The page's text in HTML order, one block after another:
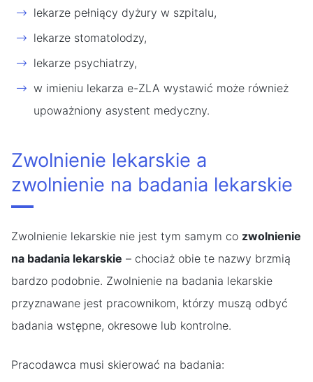
lekarze pełniący dyżury w szpitalu,
lekarze stomatolodzy,
lekarze psychiatrzy,
w imieniu lekarza e-ZLA wystawić może również
upoważniony asystent medyczny.
Zwolnienie lekarskie a
zwolnienie na badania lekarskie
Zwolnienie lekarskie nie jest tym samym co zwolnienie
na badania lekarskie – chociaż obie te nazwy brzmią
bardzo podobnie. Zwolnienie na badania lekarskie
przyznawane jest pracownikom, którzy muszą odbyć
badania wstępne, okresowe lub kontrolne.
Pracodawca musi skierować na badania: